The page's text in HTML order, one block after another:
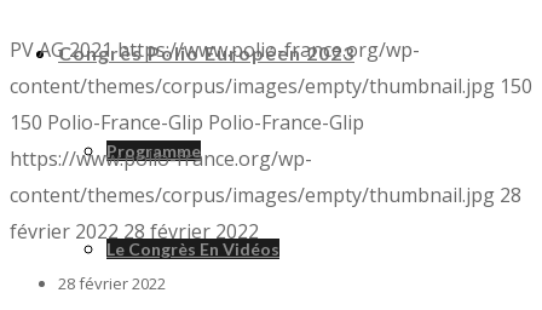
Congrès Polio Européen 2023
Programme
Le Congrès En Vidéos
PV AG 2021https://www.polio-france.org/wp-
content/themes/corpus/images/empty/thumbnail.jpg 150
150 Polio-France-Glip Polio-France-Glip
https://www.polio-france.org/wp-
content/themes/corpus/images/empty/thumbnail.jpg 28
février 2022 28 février 2022
28 février 2022